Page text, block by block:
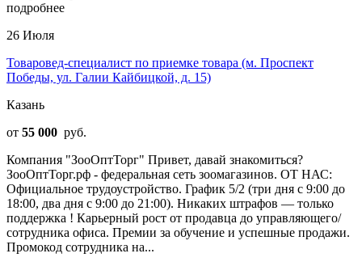
подробнее
26 Июля
Товаровед-специалист по приемке товара (м. Проспект
Победы, ул. Галии Кайбицкой, д. 15)
Казань
от 55 000 руб.
Компания "ЗооОптТорг" Привет, давай знакомиться?
ЗооОптТорг.рф - федеральная сеть зоомагазинов. ОТ НАС:
Официальное трудоустройство. График 5/2 (три дня с 9:00 до
18:00, два дня с 9:00 до 21:00). Никаких штрафов — только
поддержка ! Карьерный рост от продавца до управляющего/
сотрудника офиса. Премии за обучение и успешные продажи.
Промокод сотрудника на...